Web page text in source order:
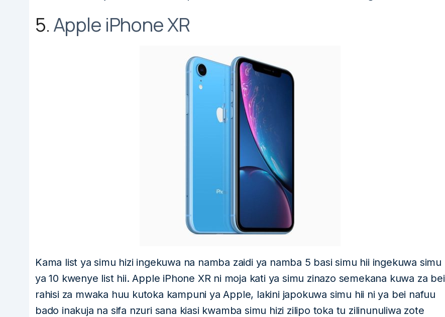
5.Apple iPhone XR
Kama list ya simu hizi ingekuwa na namba zaidi ya namba 5 basi simu hii ingekuwa simu
ya 10 kwenye list hii. Apple iPhone XR ni moja kati ya simu zinazo semekana kuwa za bei
rahisi za mwaka huu kutoka kampuni ya Apple, lakini japokuwa simu hii ni ya bei nafuu
bado inakuja na sifa nzuri sana kiasi kwamba simu hizi zilipo toka tu zilinunuliwa zote